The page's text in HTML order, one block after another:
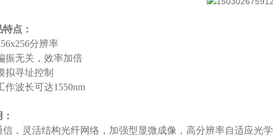
特点：
分辨率
振无关，效率加倍
拟寻址控制
作波长可达1550nm
信，灵活结构光纤网络，加强型显微成像，高分辨率自适应光学